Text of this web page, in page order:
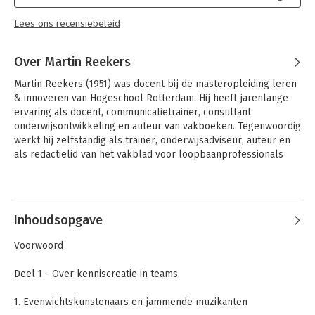
Lees ons recensiebeleid
Over Martin Reekers
Martin Reekers (1951) was docent bij de masteropleiding leren
& innoveren van Hogeschool Rotterdam. Hij heeft jarenlange
ervaring als docent, communicatietrainer, consultant
onderwijsontwikkeling en auteur van vakboeken. Tegenwoordig
werkt hij zelfstandig als trainer, onderwijsadviseur, auteur en
als redactielid van het vakblad voor loopbaanprofessionals
Andere boeken door Martin
Reekers
Inhoudsopgave
Voorwoord
Deel 1 - Over kenniscreatie in teams
1. Evenwichtskunstenaars en jammende muzikanten